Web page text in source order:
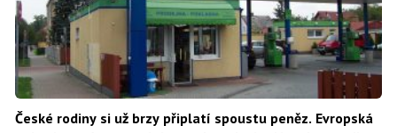
České rodiny si už brzy připlatí spoustu peněz. Evropská